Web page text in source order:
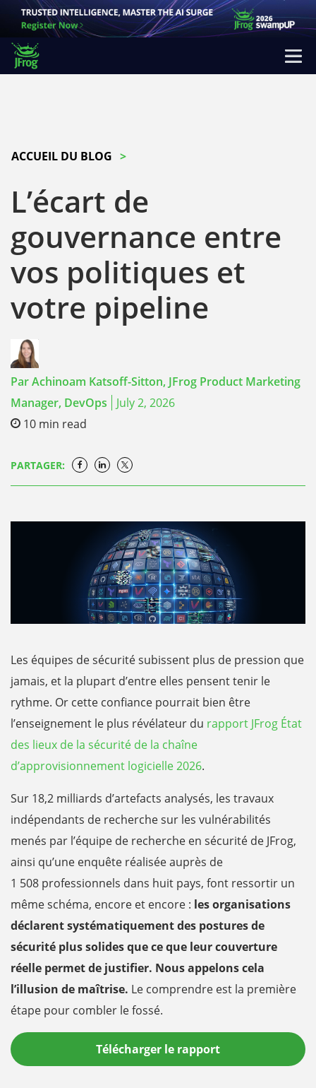
ACCUEIL DU BLOG
L’écart de
gouvernance entre
vos politiques et
votre pipeline
ParAchinoam Katsoff-Sitton, JFrog Product Marketing
Manager, DevOps
July 2, 2026
10 min read
PARTAGER:
Les équipes de sécurité subissent plus de pression que
jamais, et la plupart d’entre elles pensent tenir le
rythme. Or cette confiance pourrait bien être
l’enseignement le plus révélateur du rapport JFrog État
des lieux de la sécurité de la chaîne
d’approvisionnement logicielle 2026.
Sur 18,2 milliards d’artefacts analysés, les travaux
indépendants de recherche sur les vulnérabilités
menés par l’équipe de recherche en sécurité de JFrog,
ainsi qu’une enquête réalisée auprès de
1 508 professionnels dans huit pays, font ressortir un
même schéma, encore et encore : les organisations
déclarent systématiquement des postures de
sécurité plus solides que ce que leur couverture
réelle permet de justifier. Nous appelons cela
l’illusion de maîtrise. Le comprendre est la première
étape pour combler le fossé.
Télécharger le rapport